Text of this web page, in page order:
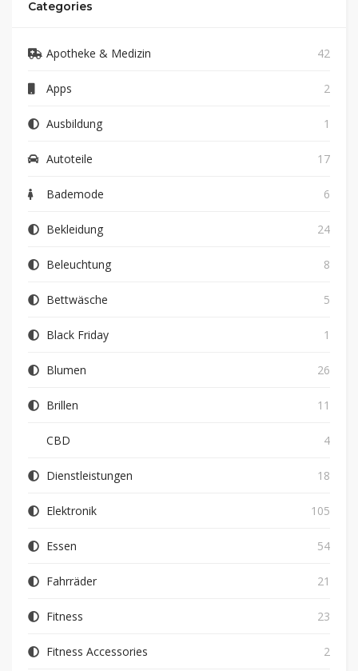
Categories
Apotheke & Medizin 42
Apps 2
Ausbildung 1
Autoteile 17
Bademode 6
Bekleidung 24
Beleuchtung 8
Bettwäsche 5
Black Friday 1
Blumen 26
Brillen 11
CBD 4
Dienstleistungen 18
Elektronik 105
Essen 54
Fahrräder 21
Fitness 23
Fitness Accessories 2